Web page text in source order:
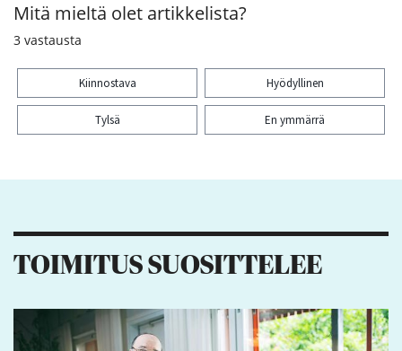
Mitä mieltä olet artikkelista?
3 vastausta
Kiinnostava Hyödyllinen
Tylsä En ymmärrä
TOIMITUS SUOSITTELEE